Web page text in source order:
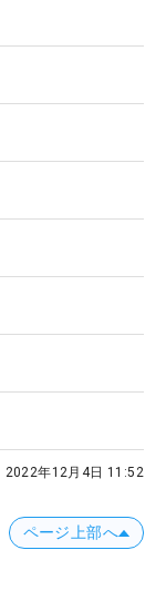
2022年12月4日 11:52
ページ上部へ